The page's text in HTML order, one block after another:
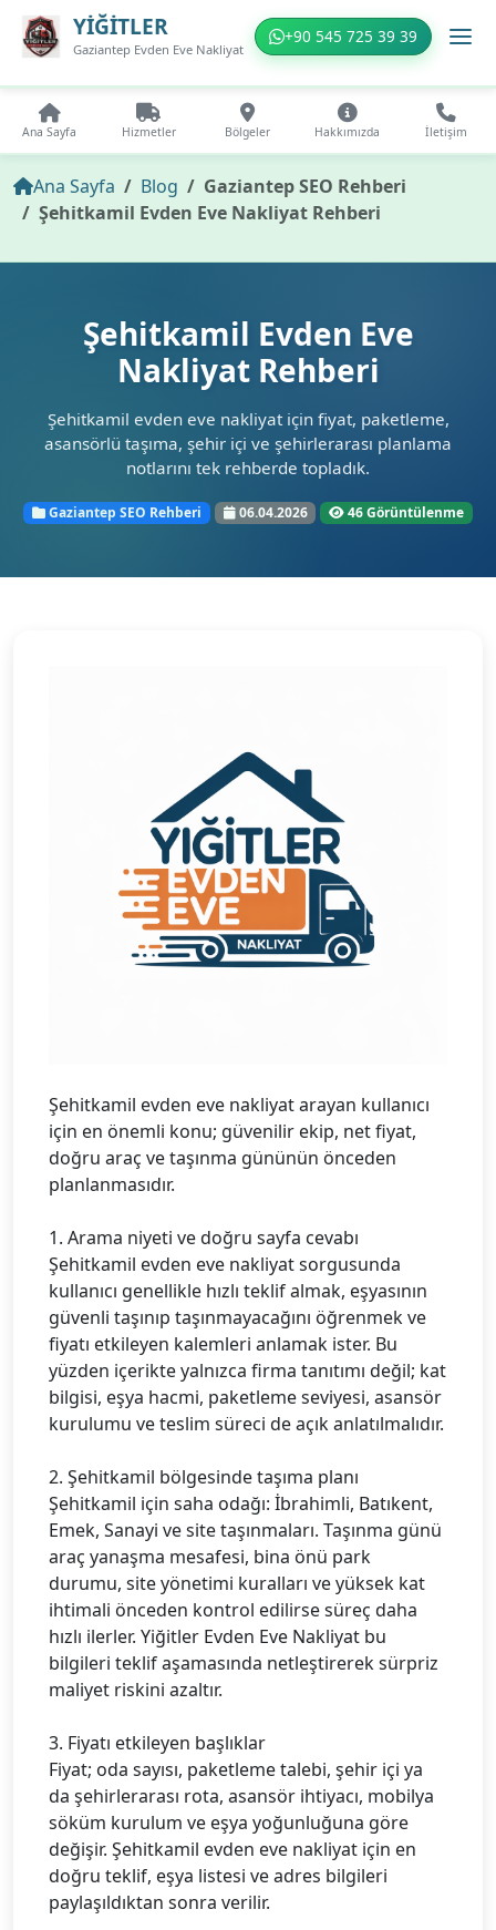
YİĞİTLER
Gaziantep Evden Eve Nakliyat
+90 545 725 39 39
Ana Sayfa Hizmetler Bölgeler Hakkımızda İletişim
Ana Sayfa Blog
Gaziantep SEO Rehberi
Şehitkamil Evden Eve Nakliyat Rehberi
Şehitkamil Evden Eve
Nakliyat Rehberi
Şehitkamil evden eve nakliyat için fiyat, paketleme,
asansörlü taşıma, şehir içi ve şehirlerarası planlama
notlarını tek rehberde topladık.
Gaziantep SEO Rehberi 06.04.2026 46 Görüntülenme
Şehitkamil evden eve nakliyat arayan kullanıcı
için en önemli konu; güvenilir ekip, net fiyat,
doğru araç ve taşınma gününün önceden
planlanmasıdır.
1. Arama niyeti ve doğru sayfa cevabı
Şehitkamil evden eve nakliyat sorgusunda
kullanıcı genellikle hızlı teklif almak, eşyasının
güvenli taşınıp taşınmayacağını öğrenmek ve
fiyatı etkileyen kalemleri anlamak ister. Bu
yüzden içerikte yalnızca firma tanıtımı değil; kat
bilgisi, eşya hacmi, paketleme seviyesi, asansör
kurulumu ve teslim süreci de açık anlatılmalıdır.
2. Şehitkamil bölgesinde taşıma planı
Şehitkamil için saha odağı: İbrahimli, Batıkent,
Emek, Sanayi ve site taşınmaları. Taşınma günü
araç yanaşma mesafesi, bina önü park
durumu, site yönetimi kuralları ve yüksek kat
ihtimali önceden kontrol edilirse süreç daha
hızlı ilerler. Yiğitler Evden Eve Nakliyat bu
bilgileri teklif aşamasında netleştirerek sürpriz
maliyet riskini azaltır.
3. Fiyatı etkileyen başlıklar
Fiyat; oda sayısı, paketleme talebi, şehir içi ya
da şehirlerarası rota, asansör ihtiyacı, mobilya
söküm kurulum ve eşya yoğunluğuna göre
değişir. Şehitkamil evden eve nakliyat için en
doğru teklif, eşya listesi ve adres bilgileri
paylaşıldıktan sonra verilir.